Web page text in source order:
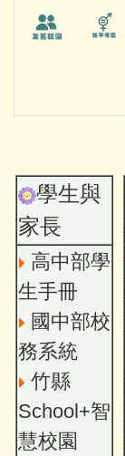
學生與
家長
高中部學
生手冊
國中部校
務系統
竹縣
School+智
慧校園